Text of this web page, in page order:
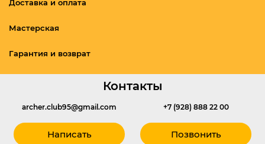
Доставка и оплата
Мастерская
Гарантия и возврат
Контакты
archer.club95@gmail.com
Написать
+7 (928) 888 22 00
Позвонить